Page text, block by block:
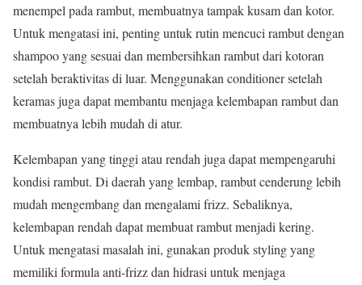
menempel pada rambut, membuatnya tampak kusam dan kotor.
Untuk mengatasi ini, penting untuk rutin mencuci rambut dengan
shampoo yang sesuai dan membersihkan rambut dari kotoran
setelah beraktivitas di luar. Menggunakan conditioner setelah
keramas juga dapat membantu menjaga kelembapan rambut dan
membuatnya lebih mudah di atur.
Kelembapan yang tinggi atau rendah juga dapat mempengaruhi
kondisi rambut. Di daerah yang lembap, rambut cenderung lebih
mudah mengembang dan mengalami frizz. Sebaliknya,
kelembapan rendah dapat membuat rambut menjadi kering.
Untuk mengatasi masalah ini, gunakan produk styling yang
memiliki formula anti-frizz dan hidrasi untuk menjaga